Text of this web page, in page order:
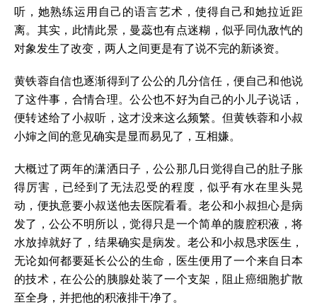
听，她熟练运用自己的语言艺术，使得自己和她拉近距
离。其实，此情此景，曼蕊也有点迷糊，似乎同仇敌忾的
对象发生了改变，两人之间更是有了说不完的新谈资。
黄铁蓉自信也逐渐得到了公公的几分信任，便自己和他说
了这件事，合情合理。公公也不好为自己的小儿子说话，
便转述给了小叔听，这才没来这么频繁。但黄铁蓉和小叔
小婶之间的意见确实是显而易见了，互相嫌。
大概过了两年的潇洒日子，公公那几日觉得自己的肚子胀
得厉害，已经到了无法忍受的程度，似乎有水在里头晃
动，便执意要小叔送他去医院看看。老公和小叔担心是病
发了，公公不明所以，觉得只是一个简单的腹腔积液，将
水放掉就好了，结果确实是病发。老公和小叔恳求医生，
无论如何都要延长公公的生命，医生便用了一个来自日本
的技术，在公公的胰腺处装了一个支架，阻止癌细胞扩散
至全身，并把他的积液排干净了。